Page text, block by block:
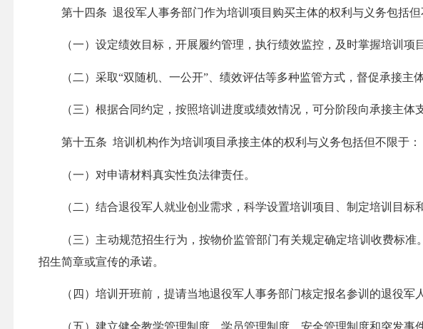
第十四条 退役军人事务部门作为培训项目购买主体的权利与义务包括但
（一）设定绩效目标，开展履约管理，执行绩效监控，及时掌握培训项
（二）采取“双随机、一公开”、绩效评估等多种监管方式，督促承接主体
（三）根据合同约定，按照培训进度或绩效情况，可分阶段向承接主体支
第十五条 培训机构作为培训项目承接主体的权利与义务包括但不限于：
（一）对申请材料真实性负法律责任。
（二）结合退役军人就业创业需求，科学设置培训项目、制定培训目标
（三）主动规范招生行为，按物价监管部门有关规定确定培训收费标准
招生简章或宣传的承诺。
（四）培训开班前，提请当地退役军人事务部门核定报名参训的退役军人
（五）建立健全教学管理制度、学员管理制度、安全管理制度和突发事